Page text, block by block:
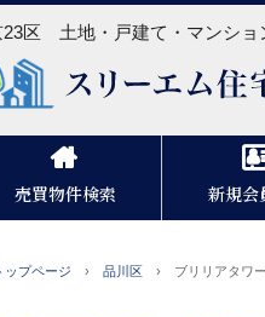
23区 土地・戸建て・マンシ
売買物件検索 新規会
ップページ › 品川区 › ブリリアタワー